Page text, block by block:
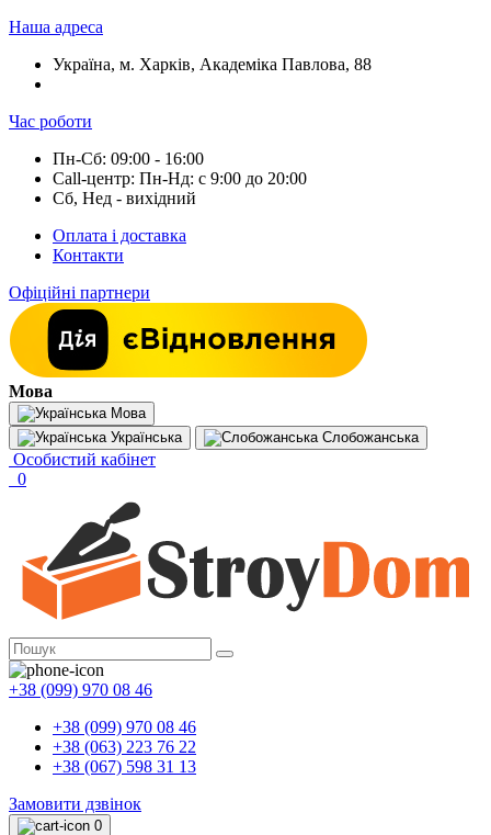
Наша адреса
Україна, м. Харків, Академіка Павлова, 88
Час роботи
Пн-Сб: 09:00 - 16:00
Call-центр: Пн-Нд: с 9:00 до 20:00
Сб, Нед - вихідний
Оплата і доставка
Контакти
Офіційні партнери
Мова
Мова
Українська
Слобожанська
Особистий кабінет
0
+38 (099) 970 08 46
+38 (099) 970 08 46
+38 (063) 223 76 22
+38 (067) 598 31 13
Замовити дзвінок
0